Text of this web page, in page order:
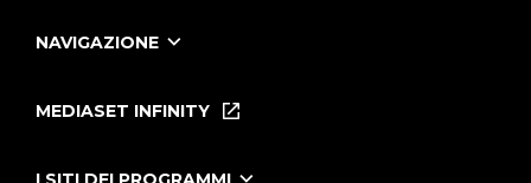
NAVIGAZIONE
Le Iene Presentano Inside
Tutti i servizi
MEDIASET INFINITY